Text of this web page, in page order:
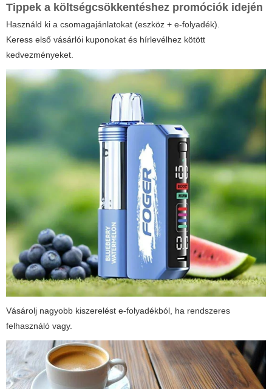
Tippek a költségcsökkentéshez promóciók idején
Használd ki a csomagajánlatokat (eszköz + e-folyadék).
Keress első vásárlói kuponokat és hírlevélhez kötött
kedvezményeket.
Vásárolj nagyobb kiszerelést e-folyadékból, ha rendszeres
felhasználó vagy.